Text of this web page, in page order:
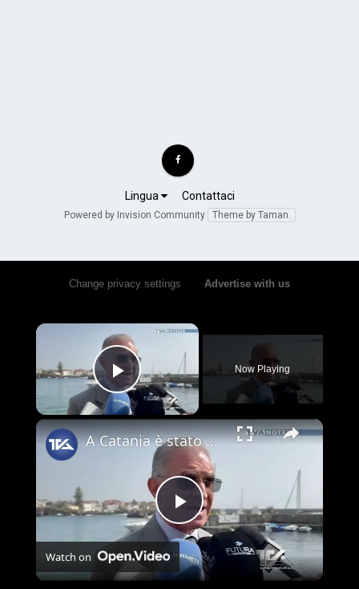
Lingua Contattaci
Powered by Invision Community Theme by Taman.
Change privacy settings Advertise with us
×
Play Video
Now Playing
×
Play
Video
A Catania è stato presentato il nuovo e ambizioso progetto del Circolo Canottieri Jonica che, per la
Watch on